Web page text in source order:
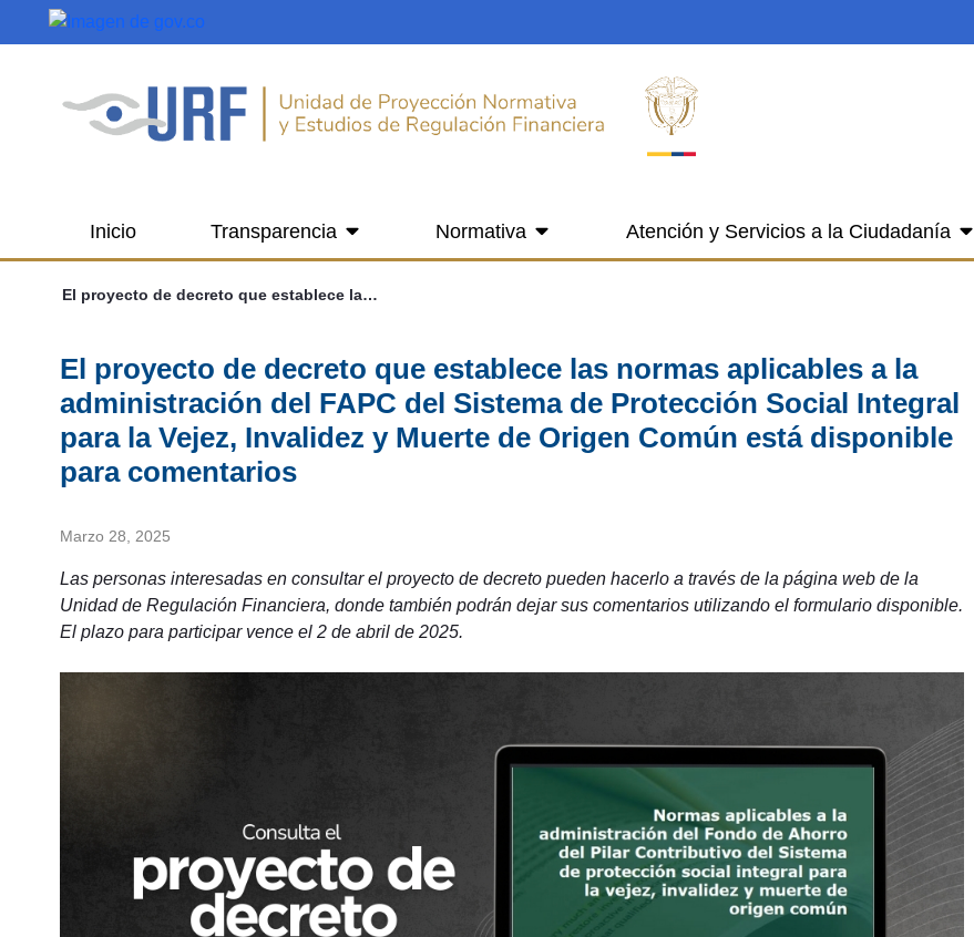
Saltar al contenido principal
Inicio Transparencia Normativa Atención y Servicios a la Ciudadanía
El proyecto de decreto que establece las normas aplicables a la administración del FAPC del Sistema de Protección Social Integral para la Vejez, Invalidez y Muerte de Origen Común está disponible para comentarios
El proyecto de decreto que establece las normas aplicables a la
administración del FAPC del Sistema de Protección Social Integral
para la Vejez, Invalidez y Muerte de Origen Común está disponible
para comentarios
Marzo 28, 2025
Las personas interesadas en consultar el proyecto de decreto pueden hacerlo a través de la página web de la
Unidad de Regulación Financiera, donde también podrán dejar sus comentarios utilizando el formulario disponible.
El plazo para participar vence el 2 de abril de 2025.